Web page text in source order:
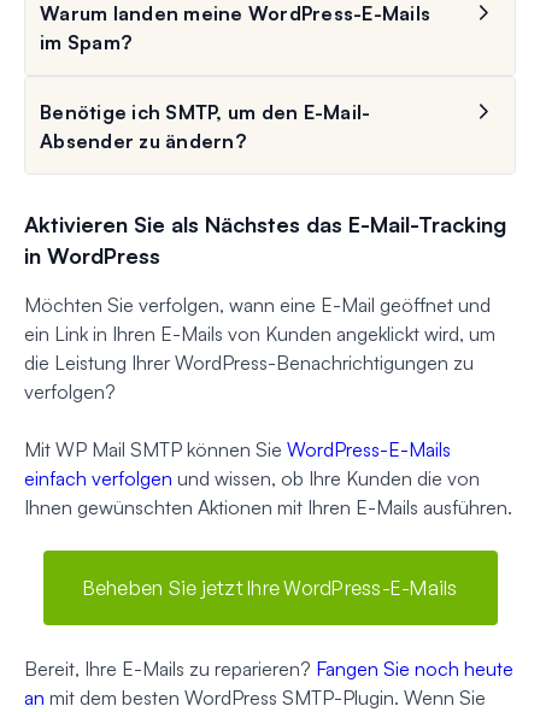
Warum landen meine WordPress-E-Mails
im Spam?
Benötige ich SMTP, um den E-Mail-
Absender zu ändern?
Aktivieren Sie als Nächstes das E-Mail-Tracking
in WordPress
Möchten Sie verfolgen, wann eine E-Mail geöffnet und
ein Link in Ihren E-Mails von Kunden angeklickt wird, um
die Leistung Ihrer WordPress-Benachrichtigungen zu
verfolgen?
Mit WP Mail SMTP können Sie WordPress-E-Mails
einfach verfolgen und wissen, ob Ihre Kunden die von
Ihnen gewünschten Aktionen mit Ihren E-Mails ausführen.
Beheben Sie jetzt Ihre WordPress-E-Mails
Bereit, Ihre E-Mails zu reparieren? Fangen Sie noch heute
an mit dem besten WordPress SMTP-Plugin. Wenn Sie